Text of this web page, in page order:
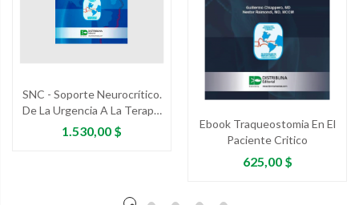
SNC - Soporte Neurocrítico.
De La Urgencia A La Terapia
Intensiva
Precio
1.530,00 $
Ebook Traqueostomia En El
Paciente Critico
Precio
625,00 $